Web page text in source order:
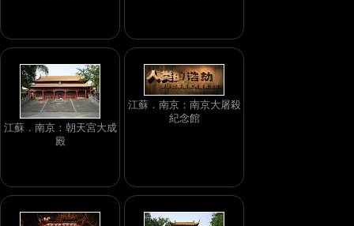
江蘇．南京：朝天宮大成
殿
江蘇．南京：南京大屠殺
紀念館